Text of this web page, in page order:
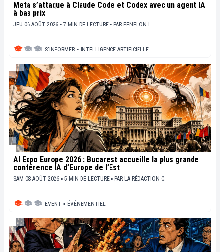
Meta s’attaque à Claude Code et Codex avec un agent IA
à bas prix
JEU 06 AOÛT 2026 ▪ 7 MIN DE LECTURE ▪ PAR FENELON L.
S'INFORMER ▪ INTELLIGENCE ARTIFICIELLE
AI Expo Europe 2026 : Bucarest accueille la plus grande
conférence IA d’Europe de l’Est
SAM 08 AOÛT 2026 ▪ 5 MIN DE LECTURE ▪ PAR LA RÉDACTION C.
EVENT ▪ ÉVÉNEMENTIEL